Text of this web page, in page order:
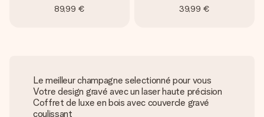
89,99 € 39,99 €
Le meilleur champagne selectionné pour vous
Votre design gravé avec un laser haute précision
Coffret de luxe en bois avec couvercle gravé
coulissant